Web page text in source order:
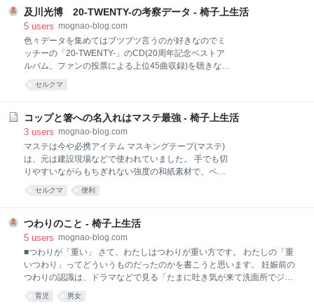
違うというのはよくありますが、わたしの経験上、絵
と描いてる人の中身のイメージはほぼ一致するので、
自分と絵の好みが
気になっていたんですが、本日再放送だった東村アキ
コさんの回を拝見しまして、もう「これはすげー！す
ごい！」と思い、この衝撃を忘れないために自分で読
み返す用にブログでも書いておこうと思った次第で
す。 とにかく、この番組を見たわたしの感想は 「プロ
いな！」 そして「絵が描きたい！！」でした。 あこが
ったわたしは「やっぱつけペンだよねー」と、絵も上
手くないのにお小遣いで画材を少しずつ買い
及川光博 20-TWENTY-の考察データ - 椅子上生活
5 users mognao-blog.com
色々データを集めてはブツブツ言うのが好きなのでミ
ッチーの「20-TWENTY-」のCD(20周年記念ベストア
ルバム、ファンの投票による上位45曲収録)を聴きなが
名だたる方が多く、改めて「スゲー」と思ったりした
覧はスプレッドシートにまとめておきました～ 及川光
博 20-TWENTY- - Google スプレッドシート 作詞編 全
部ミッチーでした！w ミッチーの楽曲のほとんどは作
詞は本人。作詞作曲している曲も少なくないです。 作
曲者編 オオヤギヒロオさん＝大八木弘雄さんはデビュ
まして、悲しみロケット2号のPVにも出ています。 今
すねー。 オオヤギヒロオ - Wikipedia 編曲の「ローズ
高野」さ
セルクマ
コップと箸への名入れはマステ最強 - 椅子上生活
3 users mognao-blog.com
マステは今や必携アイテム マスキングテープ(マステ)
は、元は建設現場などで使われていました。 手でも切
りやすいながらもちぎれない強度の和紙素材で、ペン
キが浸透しない耐水性、貼っても跡残りせずはがせる
粘着性、そして現場で剥がし残しの無いよう、カラフ
性3人がこの工業用マステの同人誌を作り、メーカー
にも提案して生まれたのが今の文具としてのマステで
す。 文具と言ってもシェアNo.1のカモ井加工紙のマス
テは切りやすさや強度、耐水性は工業用と同じように
作られています。 (マステのステマ！！…特に頼まれ
止めにも目印にも栞にも使えるので、わたしもいつも
セルクマ 便利
つわりのこと - 椅子上生活
5 users mognao-blog.com
■つわりが「重い」 さて、わたしはつわりが重い方です。 わたしの「重
いつわり」ってどういうものだったのかを書こうと思います。 妊娠前の
つわりの認識は、ドラマなどで見る「たまに吐き気が来て洗面所でジャ
ーってやる」みたいなもんだったんですが、本当のつわりとはそんなも
のではなかったのです。 わたしのつわりの症状は以下のものでした。 吐
育児 男女